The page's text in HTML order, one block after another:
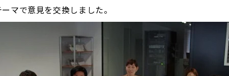
マで意見を交換しました。